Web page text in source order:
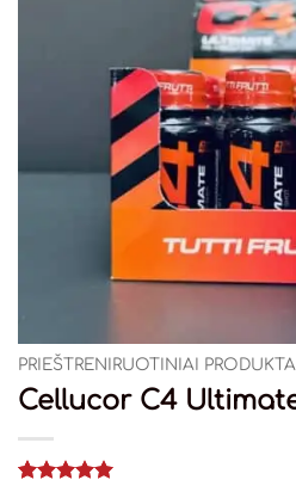
PRIEŠTRENIRUOTINIAI PRODUKTAI
Cellucor C4